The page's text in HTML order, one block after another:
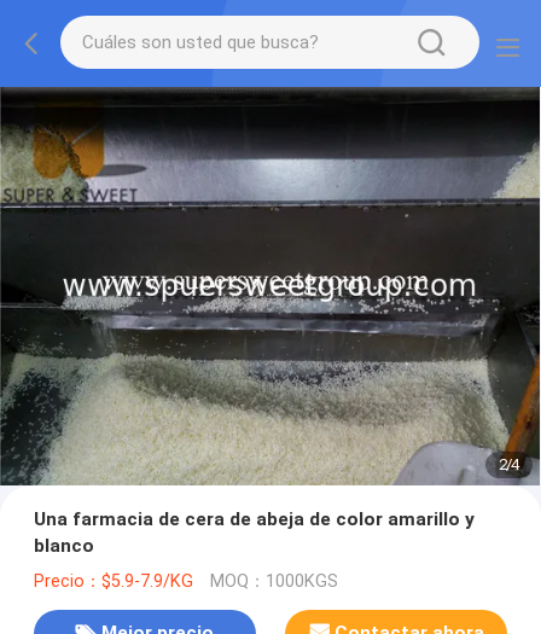
2/4
Una farmacia de cera de abeja de color amarillo y
blanco
Precio：$5.9-7.9/KG MOQ：1000KGS